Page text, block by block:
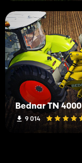
Bednar TN 4000
9 014